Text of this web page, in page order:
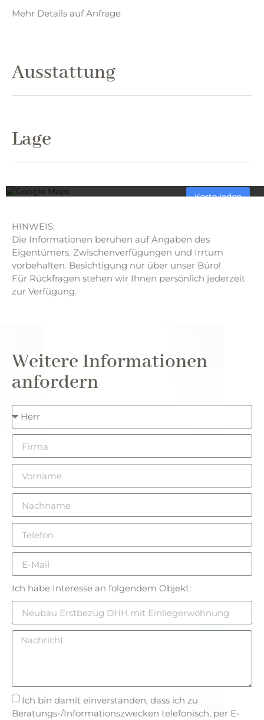
Mehr Details auf Anfrage
Ausstattung
Lage
Mit dem Laden der Karte akzeptieren Sie die
Karte laden
HINWEIS:
Die Informationen beruhen auf Angaben des
Eigentümers. Zwischenverfügungen und Irrtum
vorbehalten. Besichtigung nur über unser Büro!
Für Rückfragen stehen wir Ihnen persönlich jederzeit
zur Verfügung.
Weitere Informationen
anfordern
Ich habe Interesse an folgendem Objekt:
Ich bin damit einverstanden, dass ich zu
Beratungs-/Informationszwecken telefonisch, per E-